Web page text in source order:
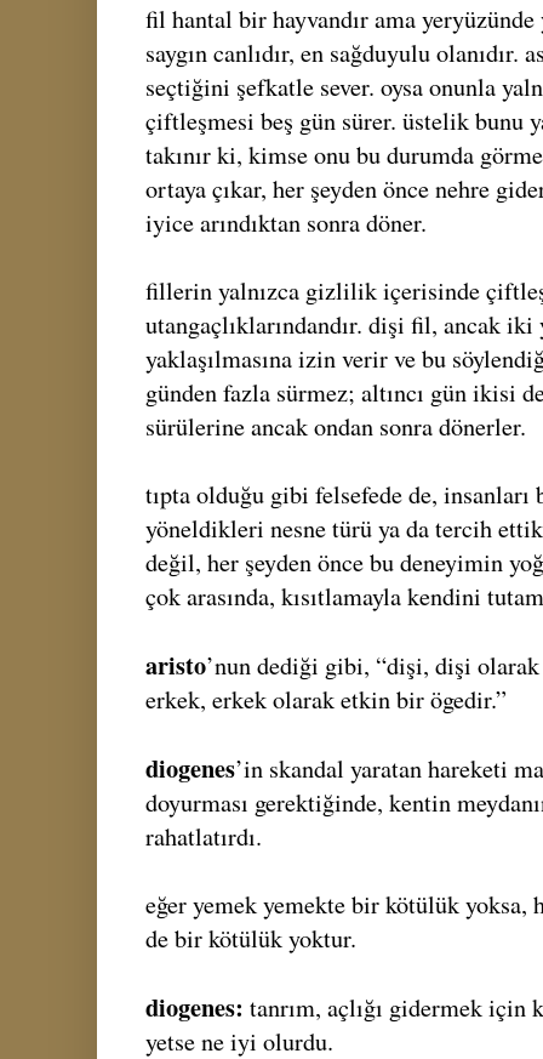
fil hantal bir hayvandır ama yeryüzünde
saygın canlıdır, en sağduyulu
seçtiğini şefkatle sever. oysa onunla
çiftleşmesi beş gün sürer. üstelik bunu
takınır ki, kimse onu bu durumda
ortaya çıkar, her şeyden önce nehre
iyice arındıktan sonra döner.
fillerin yalnızca gizlilik içerisinde
utangaçlıklarındandır. dişi fil, ancak
yaklaşılmasına izin verir ve bu
günden fazla sürmez; altıncı gün ikisi
sürülerine ancak ondan sonra dönerler.
tıpta olduğu gibi felsefede de, insanları
yöneldikleri nesne türü ya da tercih
değil, her şeyden önce bu deneyimin
çok arasında, kısıtlamayla kendini
aristo’nun dediği gibi, “dişi, dişi olarak
erkek, erkek olarak etkin bir ögedir.”
diogenes’in skandal yaratan hareketi
doyurması gerektiğinde, kentin
rahatlatırdı.
eğer yemek yemekte bir kötülük yoksa,
de bir kötülük yoktur.
diogenes: tanrım, açlığı gidermek için
yetse ne iyi olurdu.